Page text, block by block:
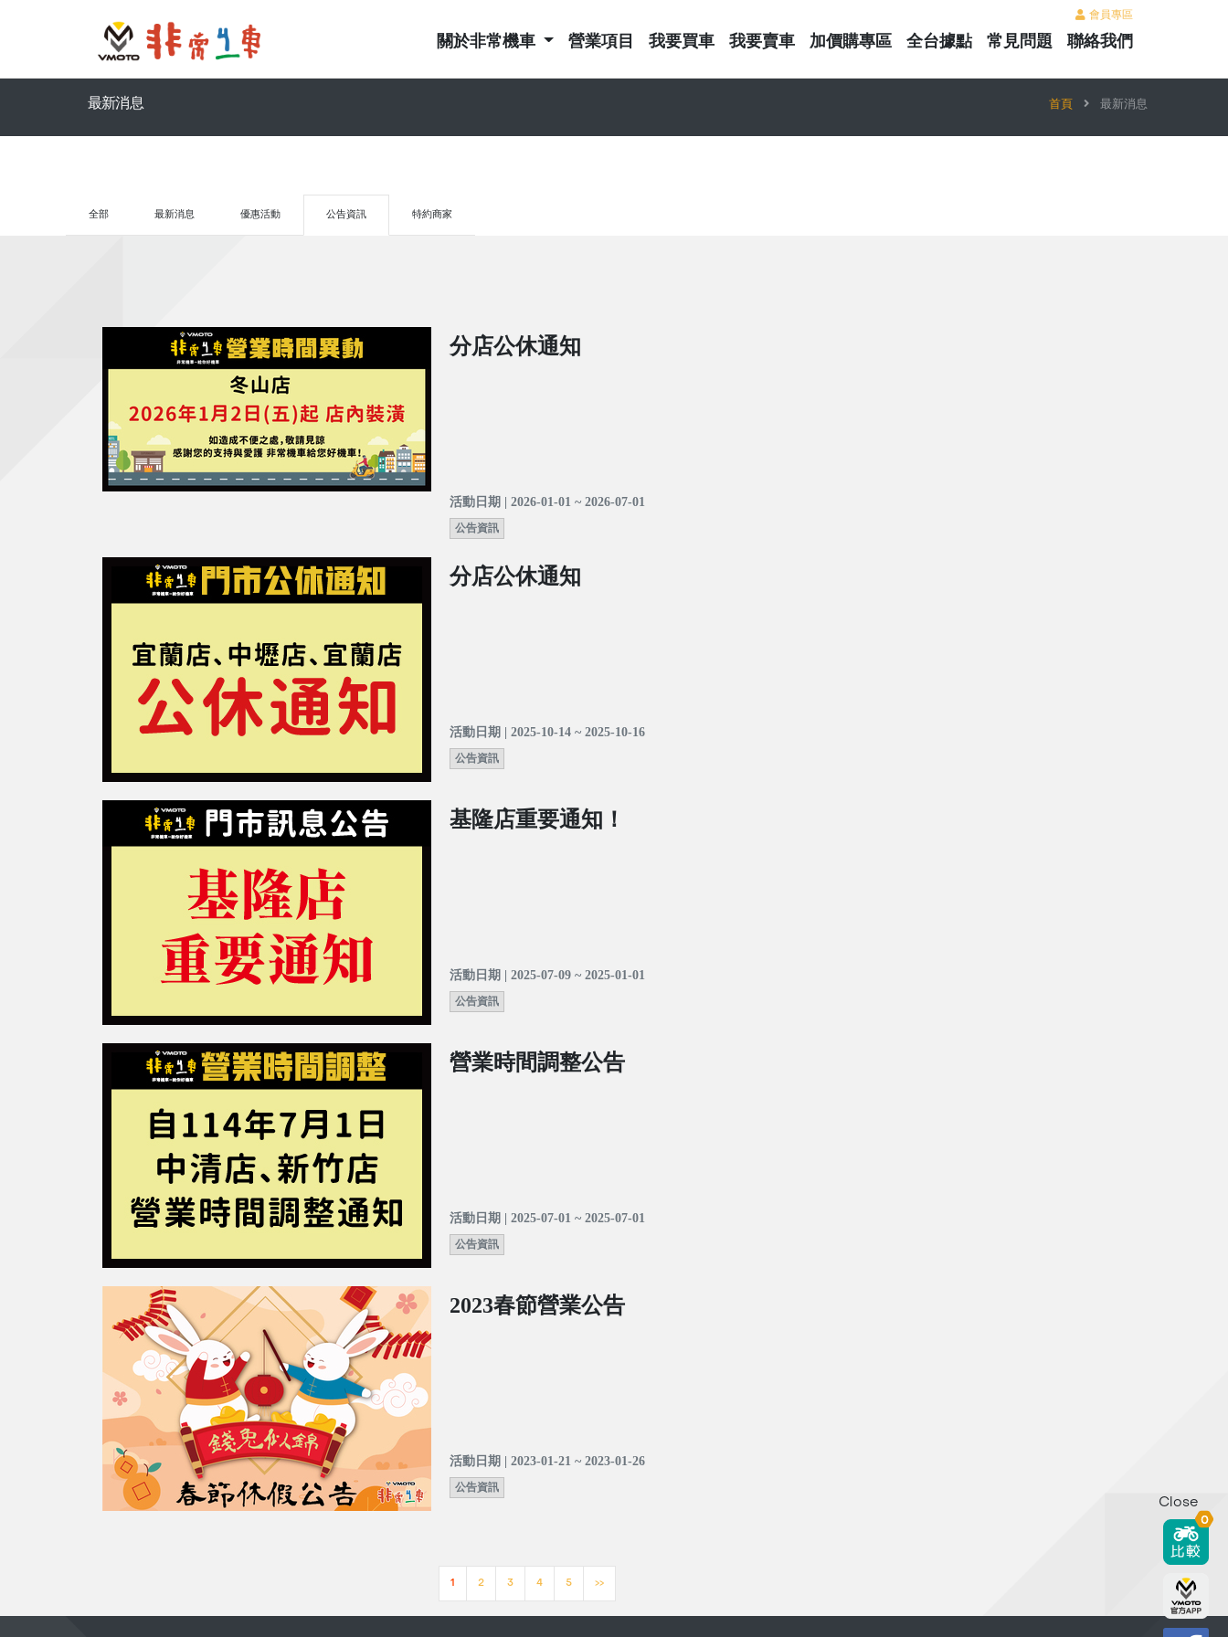
會員專區
關於非常機車 營業項目 我要買車 我要賣車 加價購專區 全台據點 常見問題 聯絡我們
最新消息 首頁 最新消息
全部 最新消息 優惠活動 公告資訊 特約商家
分店公休通知
活動日期 | 2026-01-01 ~ 2026-07-01
公告資訊
分店公休通知
活動日期 | 2025-10-14 ~ 2025-10-16
公告資訊
基隆店重要通知！
活動日期 | 2025-07-09 ~ 2025-01-01
公告資訊
營業時間調整公告
活動日期 | 2025-07-01 ~ 2025-07-01
公告資訊
2023春節營業公告
活動日期 | 2023-01-21 ~ 2023-01-26
公告資訊
1 2 3 4 5 >>
Close
0